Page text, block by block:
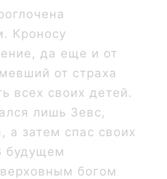
Кроносу
да еще и от
от страха
всех своих детей.
лишь Зевс,
а затем спас своих
будущем
богом